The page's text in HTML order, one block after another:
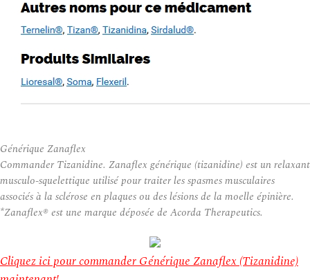
Générique Zanaflex
Commander Tizanidine. Zanaflex générique (tizanidine) est un relaxant
musculo-squelettique utilisé pour traiter les spasmes musculaires
associés à la sclérose en plaques ou des lésions de la moelle épinière.
*Zanaflex® est une marque déposée de Acorda Therapeutics.
Cliquez ici pour commander Générique Zanaflex (Tizanidine)